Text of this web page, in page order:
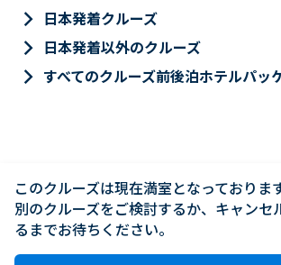
keyboard_arrow_right 日本発着クルーズ
keyboard_arrow_right 日本発着以外のクルーズ
keyboard_arrow_right すべてのクルーズ前後泊ホテルパッ
このクルーズは現在満室となっております
別のクルーズをご検討するか、キャンセ
るまでお待ちください。